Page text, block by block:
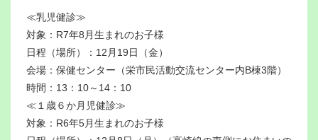
≪乳児健診≫
対象：R7年8月生まれのお子様
日程（場所）：12月19日（金）
会場：保健センター（栄市民活動交流センター内B棟3階）
時間：13：10～14：10
≪１歳６か月児健診≫
対象：R6年5月生まれのお子様